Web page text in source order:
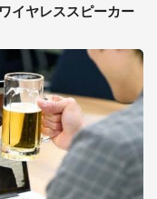
イヤレススピーカー